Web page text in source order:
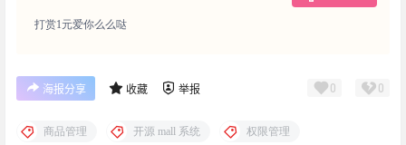
打赏1元爱你么么哒
海报分享 收藏 举报 0 0
商品管理 开源 mall 系统 权限管理